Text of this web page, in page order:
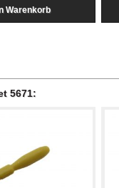
5671: